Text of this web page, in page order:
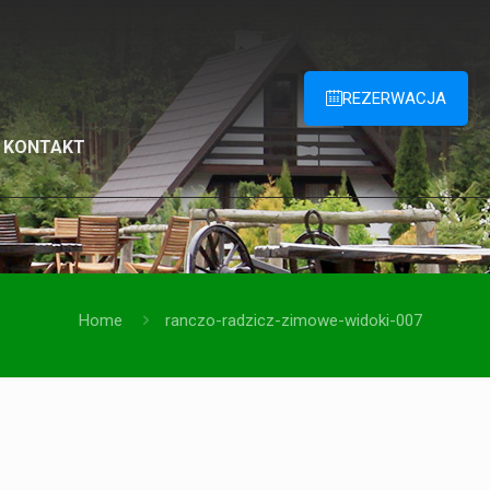
KONTAKT
REZERWACJA
Home ranczo-radzicz-zimowe-widoki-007